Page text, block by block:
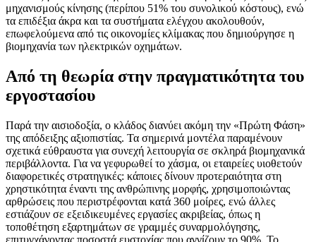
μηχανισμούς κίνησης (περίπου 51% του συνολικού κόστους), ενώ
τα επιδέξια άκρα και τα συστήματα ελέγχου ακολουθούν,
επωφελούμενα από τις οικονομίες κλίμακας που δημιούργησε η
βιομηχανία των ηλεκτρικών οχημάτων.
Από τη θεωρία στην πραγματικότητα του
εργοστασίου
Παρά την αισιοδοξία, ο κλάδος διανύει ακόμη την «Πρώτη Φάση»
της απόδειξης αξιοπιστίας. Τα σημερινά μοντέλα παραμένουν
σχετικά εύθραυστα για συνεχή λειτουργία σε σκληρά βιομηχανικά
περιβάλλοντα. Για να γεφυρωθεί το χάσμα, οι εταιρείες υιοθετούν
διαφορετικές στρατηγικές: κάποιες δίνουν προτεραιότητα στη
χρηστικότητα έναντι της ανθρώπινης μορφής, χρησιμοποιώντας
αρθρώσεις που περιστρέφονται κατά 360 μοίρες, ενώ άλλες
εστιάζουν σε εξειδικευμένες εργασίες ακριβείας, όπως η
τοποθέτηση εξαρτημάτων σε γραμμές συναρμολόγησης,